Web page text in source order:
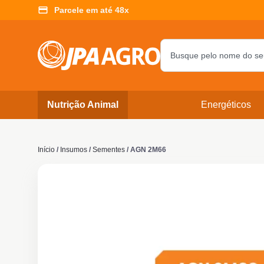
Parcele em até 48x
Nutrição Animal Energéticos
Início / Insumos / Sementes / AGN 2M66